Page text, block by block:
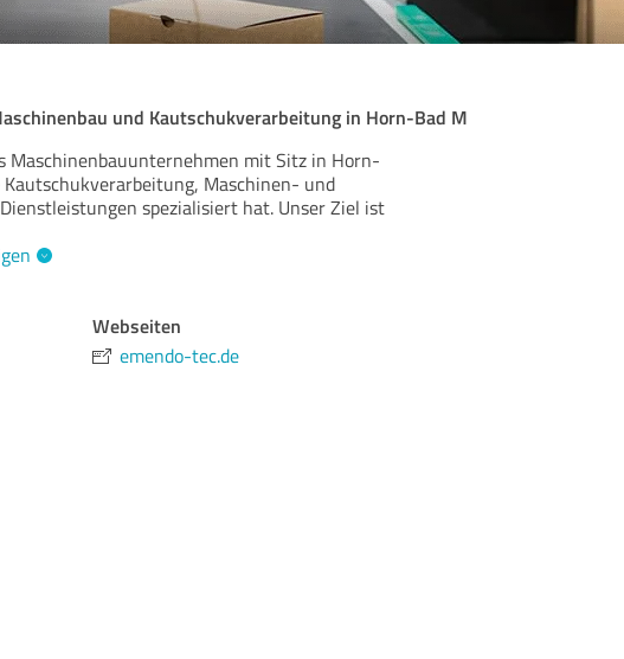
und Kautschukverarbeitung in Horn-Bad M
Maschinenbauunternehmen mit Sitz in Horn-
Kautschukverarbeitung, Maschinen- und
spezialisiert hat. Unser Ziel ist
Webseiten
emendo-tec.de